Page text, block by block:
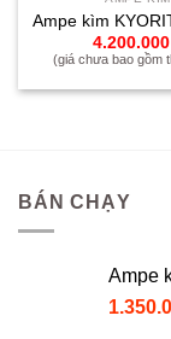
Ampe kìm
4.200.000
(giá chưa bao gồm
BÁN CHẠY
Ampe